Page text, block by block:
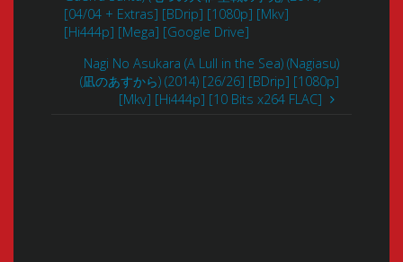
[04/04 + Extras] [BDrip] [1080p] [Mkv]
[Hi444p] [Mega] [Google Drive]
Nagi No Asukara (A Lull in the Sea) (Nagiasu)
(凪のあすから) (2014) [26/26] [BDrip] [1080p]
[Mkv] [Hi444p] [10 Bits x264 FLAC]